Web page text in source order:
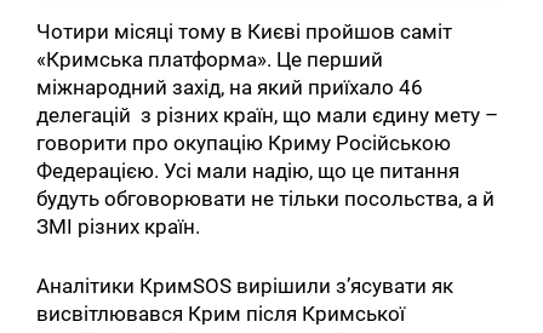
Чотири місяці тому в Києві пройшов саміт
«Кримська платформа». Це перший
міжнародний захід, на який приїхало 46
делегацій з різних країн, що мали єдину мету –
говорити про окупацію Криму Російською
Федерацією. Усі мали надію, що це питання
будуть обговорювати не тільки посольства, а й
ЗМІ різних країн.
Аналітики КримSOS вирішили з’ясувати як
висвітлювався Крим після Кримської